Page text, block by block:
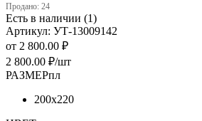
Продано: 24
Есть в наличии (1)
Артикул: УТ-13009142
от 2 800.00 ₽
2 800.00 ₽/шт
РАЗМЕРпл
200х220